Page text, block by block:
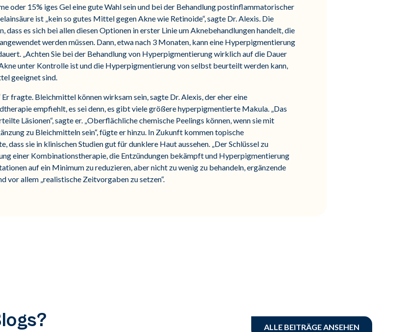
oder 15% iges Gel eine gute Wahl sein und bei der Behandlung postinflammatorischer
ist „kein so gutes Mittel gegen Akne wie Retinoide“, sagte Dr. Alexis. Die
dass es sich bei allen diesen Optionen in erster Linie um Aknebehandlungen handelt, die
werden müssen. Dann, etwa nach 3 Monaten, kann eine Hyperpigmentierung
„Achten Sie bei der Behandlung von Hyperpigmentierung wirklich auf die Dauer
unter Kontrolle ist und die Hyperpigmentierung von selbst beurteilt werden kann,
geeignet sind.
fragte. Bleichmittel können wirksam sein, sagte Dr. Alexis, der eher eine
empfiehlt, es sei denn, es gibt viele größere hyperpigmentierte Makula. „Das
Läsionen“, sagte er. „Oberflächliche chemische Peelings können, wenn sie mit
zu Bleichmitteln sein“, fügte er hinzu. In Zukunft kommen topische
dass sie in klinischen Studien gut für dunklere Haut aussehen. „Der Schlüssel zu
einer Kombinationstherapie, die Entzündungen bekämpft und Hyperpigmentierung
auf ein Minimum zu reduzieren, aber nicht zu wenig zu behandeln, ergänzende
vor allem „realistische Zeitvorgaben zu setzen“.
ALLE BEITRÄGE ANSEHEN